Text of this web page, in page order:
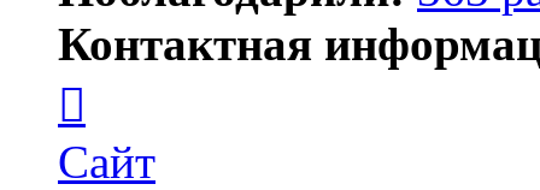
Контактная
пользователя
Тигирь
Сайт